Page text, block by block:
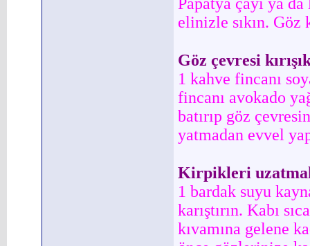
Papatya çayı ya
elinizle sıkın. Göz
Göz çevresi
1 kahve fincanı
fincanı avokado
batırıp göz
yatmadan evvel
Kirpikleri
1 bardak suyu
karıştırın. Kabı
kıvamına gelene